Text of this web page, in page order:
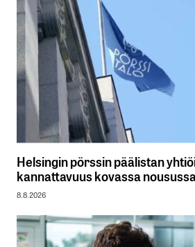
Helsingin pörssin päälistan
kannattavuus kovassa
8.8.2026